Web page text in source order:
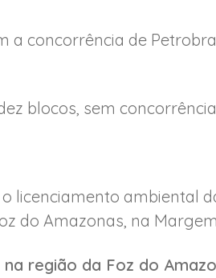
a concorrência de
blocos, sem
licenciamento ambiental
do Amazonas, na
região da Foz do